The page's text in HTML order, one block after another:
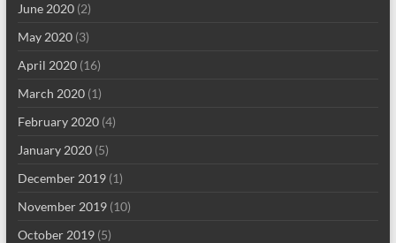
June 2020(2)
May 2020(3)
April 2020(16)
March 2020(1)
February 2020(4)
January 2020(5)
December 2019(1)
November 2019(10)
October 2019(5)